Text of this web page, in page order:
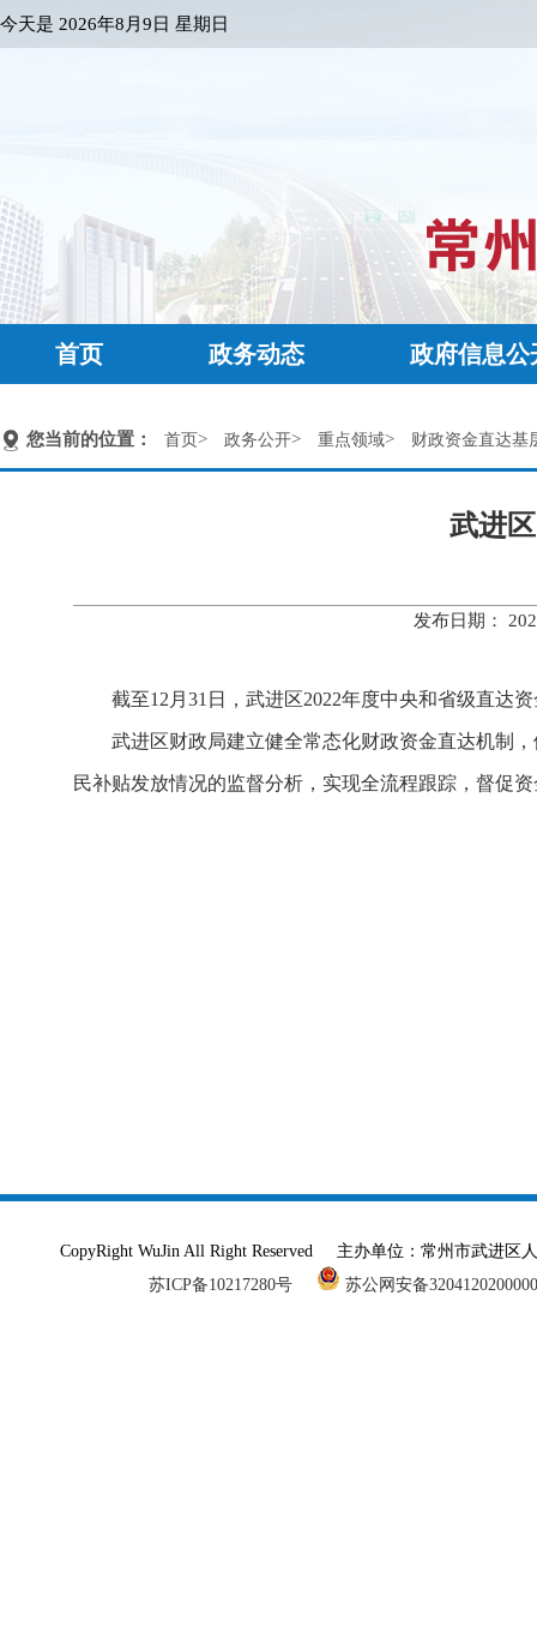
今天是 2026年8月9日 星期日
首页 政务动态 政府信息公
您当前的位置： 首页> 政务公开> 重点领域> 财政资金直达基
武进
发布日期：
截至12月31日，武进区2022年度中央和省级直达
武进区财政局建立健全常态化财政资金直达机制
民补贴发放情况的监督分析，实现全流程跟踪，督促
CopyRight WuJin All Right Reserved 主办单位：常州市武进
苏ICP备10217280号
苏公网安备